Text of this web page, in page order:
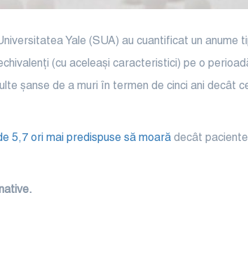
Yale (SUA) au cuantificat un anume
(cu aceleași caracteristici) pe o
șanse de a muri în termen de cinci ani decât
5,7 ori mai predispuse să moară decât